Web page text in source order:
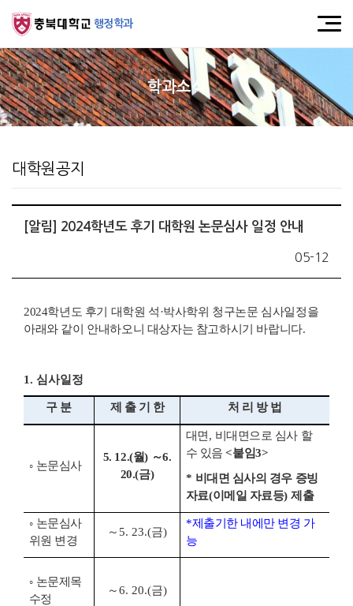
행정학과
학과소식
대학원공지
[알림] 2024학년도 후기 대학원 논문심사 일정 안내
05-12
2024학년도 후기 대학원 석·박사학위 청구논문 심사일정을
아래와 같이 안내하오니 대상자는 참고하시기 바랍니다.
1. 심사일정
구 분 제 출 기 한 처 리 방 법
◦ 논문심사
5. 12.(월) ～6.
20.(금)
대면 , 비대면으로 심사 할
수 있음<붙임3>
* 비대면 심사의 경우 증빙
자료(이메일 자료등)제출
◦ 논문심사
위원 변경
～ 5. 23.(금)
*제출기한 내에만 변경 가
능
◦ 논문제목
수정
～6. 20.(금)